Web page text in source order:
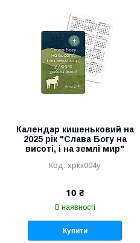
Календар кишеньковий на
2025 рік "Слава Богу на
висоті, і на землі мир"
хркк004у
10 ₴
В наявності
Купити